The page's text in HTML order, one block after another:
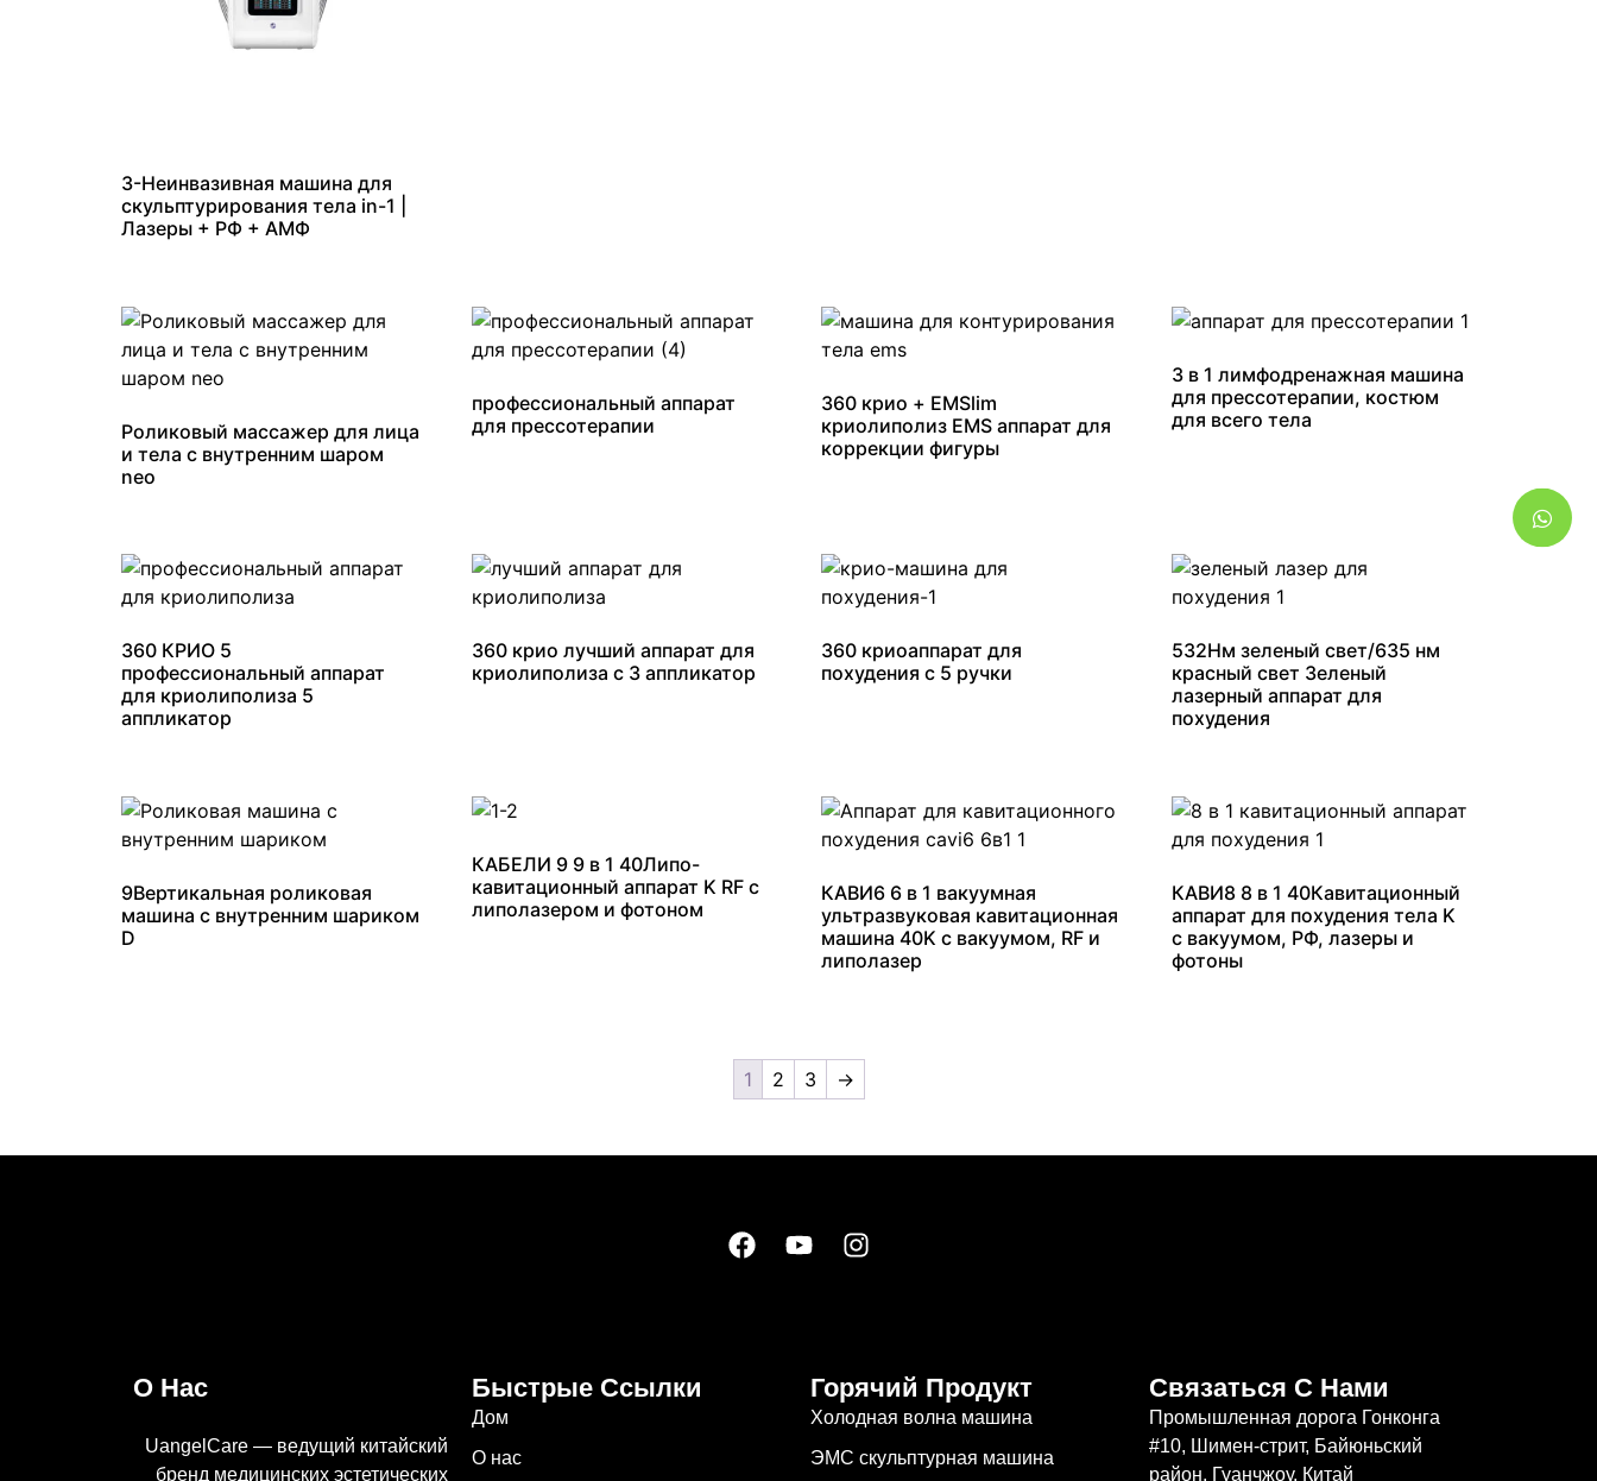
3-Неинвазивная машина для
скульптурирования тела in-1 |
Лазеры + РФ + АМФ
Роликовый массажер для лица
и тела с внутренним шаром
neo
профессиональный аппарат
для прессотерапии
360 крио + EMSlim
криолиполиз EMS аппарат для
коррекции фигуры
3 в 1 лимфодренажная машина
для прессотерапии, костюм
для всего тела
360 КРИО 5
профессиональный аппарат
для криолиполиза 5
аппликатор
360 крио лучший аппарат для
криолиполиза с 3 аппликатор
360 криоаппарат для
похудения с 5 ручки
532Нм зеленый свет/635 нм
красный свет Зеленый
лазерный аппарат для
похудения
9Вертикальная роликовая
машина с внутренним шариком
D
КАБЕЛИ 9 9 в 1 40Липо-
кавитационный аппарат K RF с
липолазером и фотоном
КАВИ6 6 в 1 вакуумная
ультразвуковая кавитационная
машина 40K с вакуумом, RF и
липолазер
КАВИ8 8 в 1 40Кавитационный
аппарат для похудения тела K
с вакуумом, РФ, лазеры и
фотоны
1 2 3 →
О Нас
UangelCare — ведущий китайский
бренд медицинских эстетических
Быстрые Ссылки
Дом
О нас
Горячий Продукт
Холодная волна машина
ЭМС скульптурная машина
Связаться С Нами
Промышленная дорога Гонконга
#10, Шимен-стрит, Байюньский
район, Гуанчжоу, Китай